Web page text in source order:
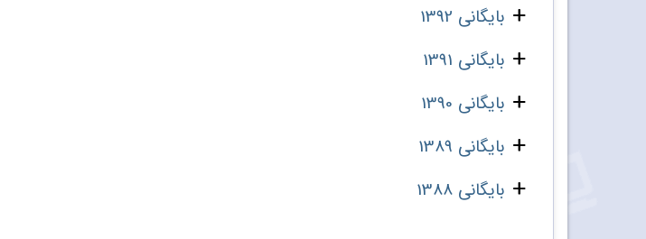
بایگانی 1392
بایگانی 1391
بایگانی 1390
بایگانی 1389
بایگانی 1388